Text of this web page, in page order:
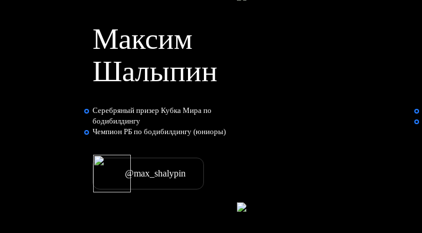
Максим
Шалыпин
Серебряный призер Кубка Мира по
бодибилдингу
Чемпион РБ по бодибилдингу (юниоры)
@max_shalypin